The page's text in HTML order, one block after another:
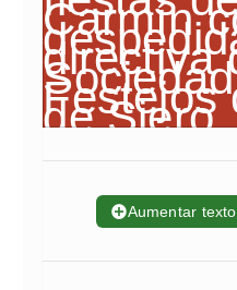
➕Aumentar texto